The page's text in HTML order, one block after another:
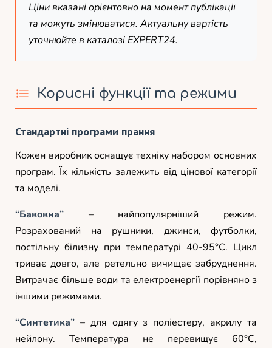
Ціни вказані орієнтовно на момент публікації
та можуть змінюватися. Актуальну вартість
уточнюйте в каталозі EXPERT24.
Корисні функції та режими
Стандартні програми прання
Кожен виробник оснащує техніку набором основних
програм. Їх кількість залежить від цінової категорії
та моделі.
“Бавовна” – найпопулярніший режим.
Розрахований на рушники, джинси, футболки,
постільну білизну при температурі 40-95°C. Цикл
триває довго, але ретельно вичищає забруднення.
Витрачає більше води та електроенергії порівняно з
іншими режимами.
“Синтетика” – для одягу з поліестеру, акрилу та
нейлону. Температура не перевищує 60°C,